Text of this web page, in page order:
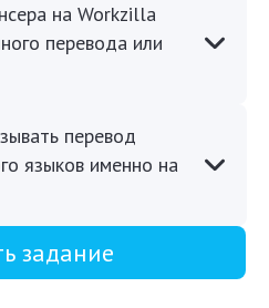
на Workzilla
перевода или
перевод
языков именно на
задание